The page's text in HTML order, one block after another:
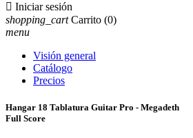
 Iniciar sesión
shopping_cart Carrito (0)
menu
Visión general
Catálogo
Precios
Hangar 18 Tablatura Guitar Pro - Megadeth
Full Score